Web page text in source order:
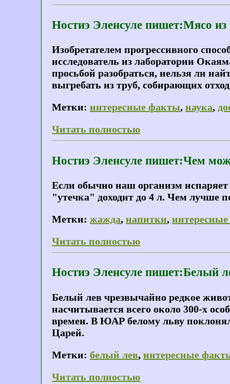
Ностиэ Эленсуле пишет:Мясо
Изобретателем прогрессивного
исследователь из лаборатории
просьбой разобраться, нельзя ли
выгребать из труб, собирающих
Метки: интересные факты, наука,
Читать полностью
Ностиэ Эленсуле пишет:Чем
Если обычно наш организм
"утечка" доходит до 4 л. Чем лучше
Метки: жажда, напитки,
Читать полностью
Ностиэ Эленсуле пишет:Белый
Белый лев чрезвычайно редкое
насчитывается всего около 300-х
времен. В ЮАР белому льву
Царей.
Метки: белый лев, интересные
Читать полностью